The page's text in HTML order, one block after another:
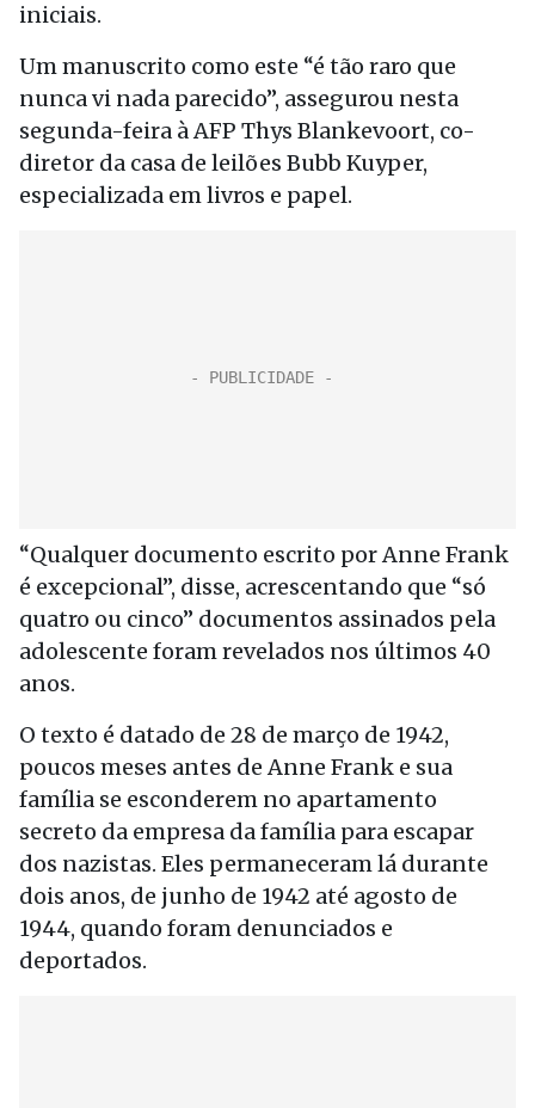
iniciais.
Um manuscrito como este “é tão raro que
nunca vi nada parecido”, assegurou nesta
segunda-feira à AFP Thys Blankevoort, co-
diretor da casa de leilões Bubb Kuyper,
especializada em livros e papel.
“Qualquer documento escrito por Anne Frank
é excepcional”, disse, acrescentando que “só
quatro ou cinco” documentos assinados pela
adolescente foram revelados nos últimos 40
anos.
O texto é datado de 28 de março de 1942,
poucos meses antes de Anne Frank e sua
família se esconderem no apartamento
secreto da empresa da família para escapar
dos nazistas. Eles permaneceram lá durante
dois anos, de junho de 1942 até agosto de
1944, quando foram denunciados e
deportados.